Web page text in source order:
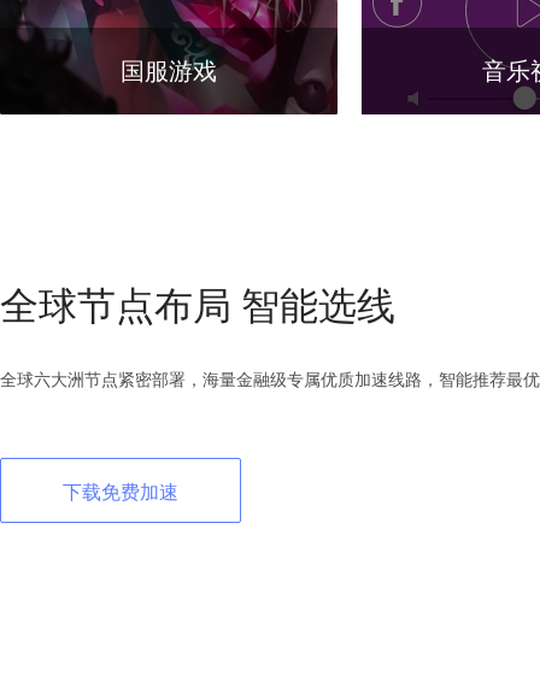
国服游戏 音乐
全球节点布局 智能选线
全球六大洲节点紧密部署，海量金融级专属优质加速线路，智能推荐最
下载免费加速